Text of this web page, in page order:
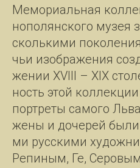
Ме­мо­ри­аль­ная
но­по­лян­ско­го му­зея
сколь­ки­ми
чьи изо­бра­же­ния
же­нии XVIII – XIX
ность этой
порт­ре­ты са­мо­го
же­ны и до­че­рей
ми рус­ски­ми
Ре­пи­ным, Ге,